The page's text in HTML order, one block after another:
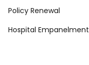
Policy Renewal
Hospital Empanelment